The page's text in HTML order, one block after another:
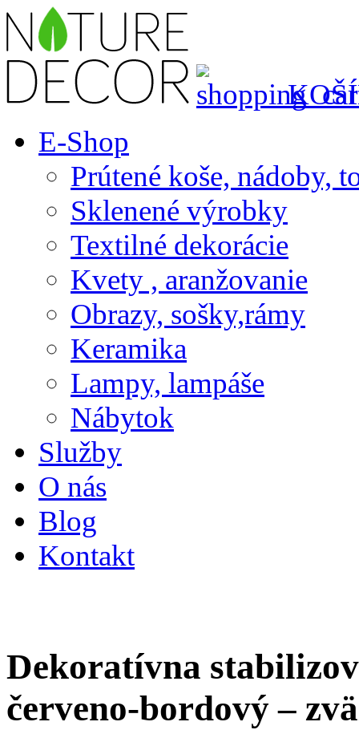
E-Shop
Prútené koše, nádoby,
Sklenené výrobky
Textilné dekorácie
Kvety , aranžovanie
Obrazy, sošky,rámy
Keramika
Lampy, lampáše
Nábytok
Služby
O nás
Blog
Kontakt
Dekoratívna
červeno-bordový –